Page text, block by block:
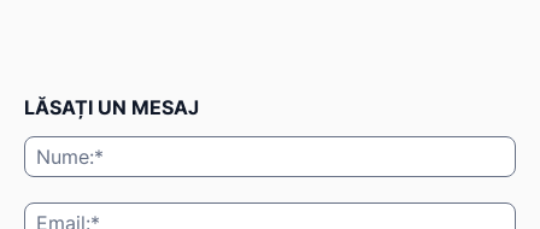
LĂSAȚI UN MESAJ